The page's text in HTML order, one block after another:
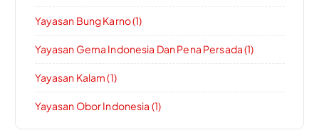
Yayasan Bung Karno (1)
Yayasan Gema Indonesia Dan Pena Persada (1)
Yayasan Kalam (1)
Yayasan Obor Indonesia (1)